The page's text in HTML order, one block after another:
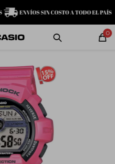
0
MI CUENTA
Contacto